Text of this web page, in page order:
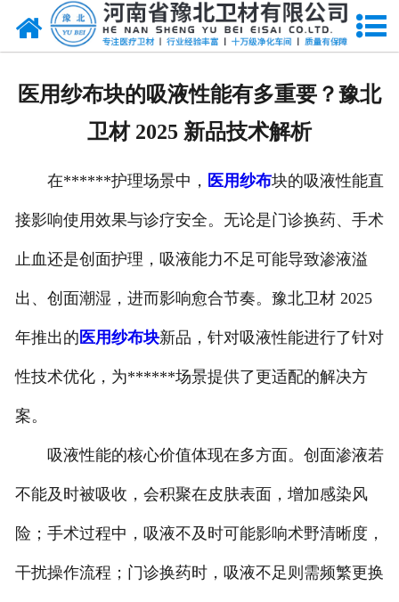
网站首页
厂房设备
人才招聘
联系我们
医用纱布块的吸液性能有多重要？豫北
卫材 2025 新品技术解析
在******护理场景中， 医用纱布块的吸液性能直
接影响使用效果与诊疗安全。无论是门诊换药、手术
止血还是创面护理，吸液能力不足可能导致渗液溢
出、创面潮湿，进而影响愈合节奏。豫北卫材 2025
年推出的 医用纱布块新品，针对吸液性能进行了针对
性技术优化，为******场景提供了更适配的解决方
案。
吸液性能的核心价值体现在多方面。创面渗液若
不能及时被吸收，会积聚在皮肤表面，增加感染风
险；手术过程中，吸液不及时可能影响术野清晰度，
干扰操作流程；门诊换药时，吸液不足则需频繁更换